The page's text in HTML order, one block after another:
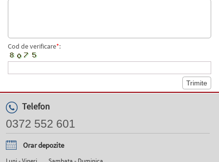
Cod de verificare*:
Telefon
0372 552 601
Orar depozite